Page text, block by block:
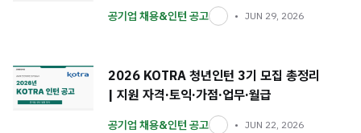
공기업 채용&인턴 공고 JUN 29, 2026
2026 KOTRA 청년인턴 3기 모집 총정리
| 지원 자격·토익·가점·업무·월급
공기업 채용&인턴 공고 JUN 22, 2026